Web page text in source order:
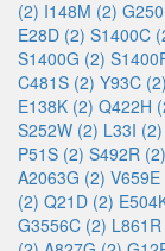
(2) I148M (2)
E28D (2) S1400C
S1400G (2)
C481S (2) Y93C (2)
E138K (2) Q422H
S252W (2) L33I (2)
P51S (2) S492R (2)
A2063G (2) V659E
(2) Q21D (2)
G3556C (2)